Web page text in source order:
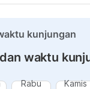
kunjungan
waktu
Rabu Kamis